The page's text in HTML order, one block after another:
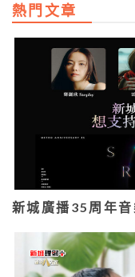
熱門文章
新城廣播35周年